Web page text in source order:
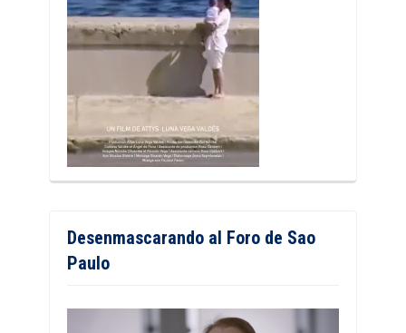
Desenmascarando al Foro de Sao
Paulo